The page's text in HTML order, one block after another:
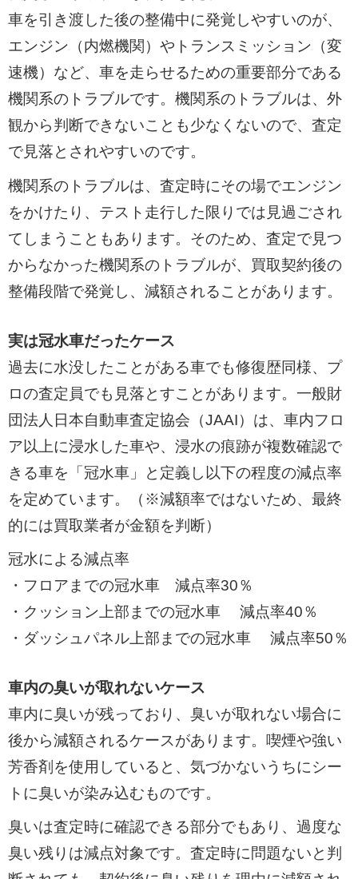
車を引き渡した後の整備中に発覚しやすいのが、
エンジン（内燃機関）やトランスミッション（変
速機）など、車を走らせるための重要部分である
機関系のトラブルです。機関系のトラブルは、外
観から判断できないことも少なくないので、査定
で見落とされやすいのです。
機関系のトラブルは、査定時にその場でエンジン
をかけたり、テスト走行した限りでは見過ごされ
てしまうこともあります。そのため、査定で見つ
からなかった機関系のトラブルが、買取契約後の
整備段階で発覚し、減額されることがあります。
実は冠水車だったケース
過去に水没したことがある車でも修復歴同様、プ
ロの査定員でも見落とすことがあります。一般財
団法人日本自動車査定協会（JAAI）は、車内フロ
ア以上に浸水した車や、浸水の痕跡が複数確認で
きる車を「冠水車」と定義し以下の程度の減点率
を定めています。（※減額率ではないため、最終
的には買取業者が金額を判断）
冠水による減点率
・フロアまでの冠水車 減点率30％
・クッション上部までの冠水車 減点率40％
・ダッシュパネル上部までの冠水車 減点率50％
車内の臭いが取れないケース
車内に臭いが残っており、臭いが取れない場合に
後から減額されるケースがあります。喫煙や強い
芳香剤を使用していると、気づかないうちにシー
トに臭いが染み込むものです。
臭いは査定時に確認できる部分でもあり、過度な
臭い残りは減点対象です。査定時に問題ないと判